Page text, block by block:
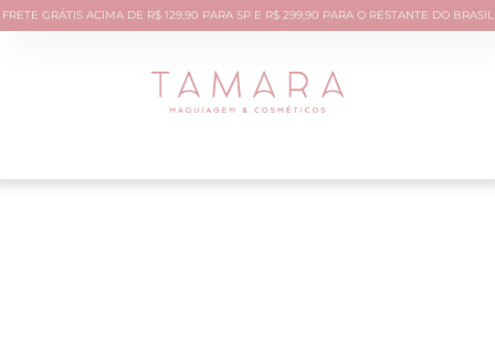
FRETE GRÁTIS ACIMA DE R$ 129,90 PARA SP E R$ 299,90 PARA O RESTANTE DO BRASIL